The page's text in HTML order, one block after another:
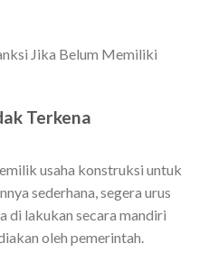
Jika Belum Memiliki
Terkena
usaha konstruksi untuk
sederhana, segera urus
di lakukan secara mandiri
oleh pemerintah.